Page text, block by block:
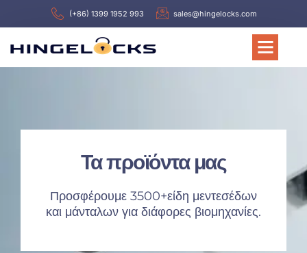
(+86) 1399 1952 993 sales@hingelocks.com
Τα προϊόντα μας
Προσφέρουμε 3500+είδη μεντεσέδων
και μάνταλων για διάφορες βιομηχανίες.